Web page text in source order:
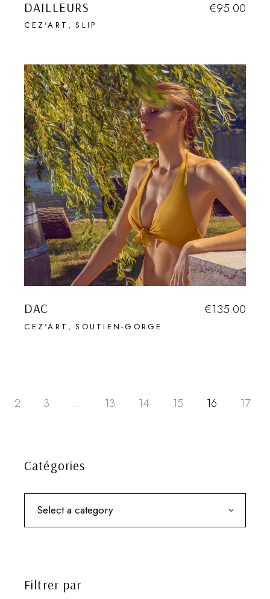
DAILLEURS
CEZ'ART SLIP
€95.00
DAC
CEZ'ART SOUTIEN-GORGE
€135.00
2 3 … 13 14 15 16 17
Catégories
Select a category
Filtrer par